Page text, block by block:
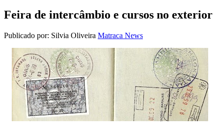
Feira de intercâmbio e cursos no exterior
Publicado por: Silvia Oliveira Matraca News